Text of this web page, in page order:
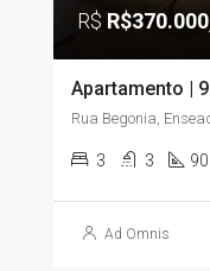
R$
3 3 90
Ad Omnis